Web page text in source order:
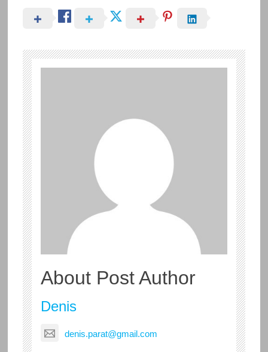
About Post Author
Denis
denis.parat@gmail.com